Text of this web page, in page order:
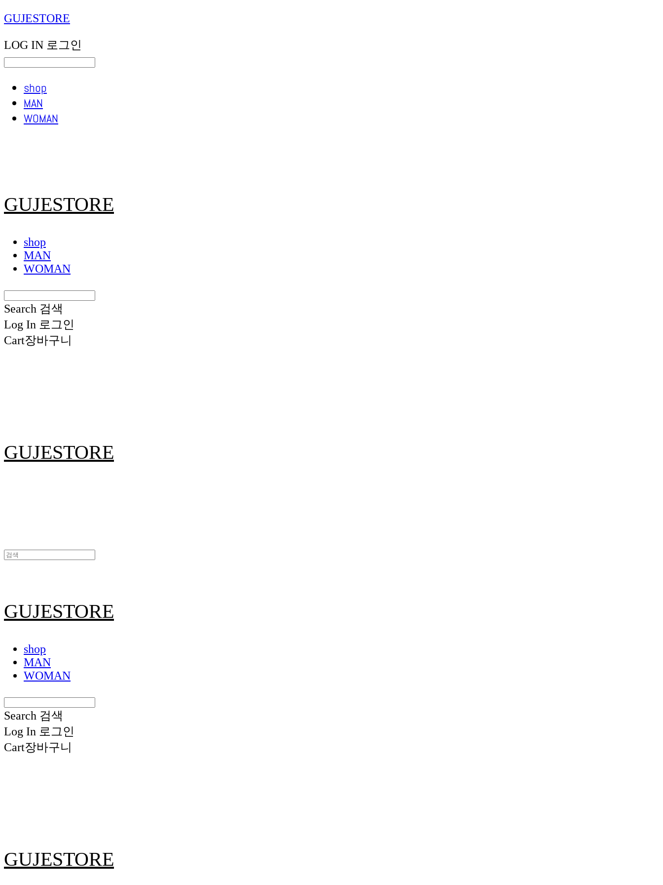
GUJESTORE
LOG IN 로그인
shop
MAN
WOMAN
GUJESTORE
shop
MAN
WOMAN
Search 검색
Log In 로그인
Cart장바구니
GUJESTORE
GUJESTORE
shop
MAN
WOMAN
Search 검색
Log In 로그인
Cart장바구니
GUJESTORE